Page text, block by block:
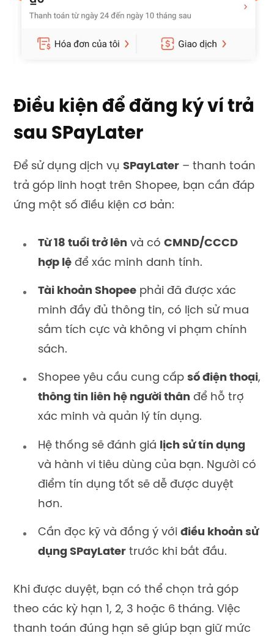
Điều kiện để đăng ký ví trả
sau SPayLater
Để sử dụng dịch vụ SPayLater – thanh toán
trả góp linh hoạt trên Shopee, bạn cần đáp
ứng một số điều kiện cơ bản:
Từ 18 tuổi trở lên và có CMND/CCCD
hợp lệ để xác minh danh tính.
Tài khoản Shopee phải đã được xác
minh đầy đủ thông tin, có lịch sử mua
sắm tích cực và không vi phạm chính
sách.
Shopee yêu cầu cung cấp số điện thoại,
thông tin liên hệ người thân để hỗ trợ
xác minh và quản lý tín dụng.
Hệ thống sẽ đánh giá
lịch sử tín dụng
và hành vi tiêu dùng của bạn. Người có
điểm tín dụng tốt sẽ dễ được duyệt
hơn.
Cần đọc kỹ và đồng ý với điều khoản sử
dụng SPayLater trước khi bắt đầu.
Khi được duyệt, bạn có thể chọn trả góp
theo các kỳ hạn 1, 2, 3 hoặc 6 tháng. Việc
thanh toán đúng hạn sẽ giúp bạn giữ mức